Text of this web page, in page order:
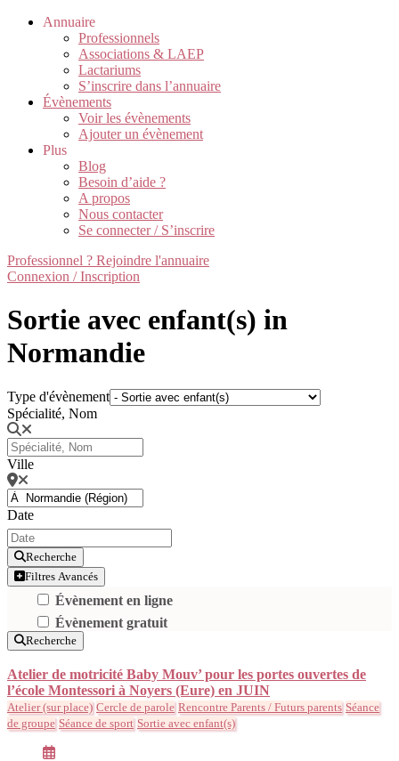
Annuaire
Professionnels
Associations & LAEP
Lactariums
S’inscrire dans l’annuaire
Évènements
Voir les évènements
Ajouter un évènement
Plus
Blog
Besoin d’aide ?
A propos
Nous contacter
Se connecter / S’inscrire
Professionnel ? Rejoindre l'annuaire
Connexion / Inscription
Sortie avec enfant(s) in
Normandie
Type d'évènement
Spécialité, Nom
Ville
Date
Recherche
Filtres Avancés
Évènement en ligne
Évènement gratuit
Recherche
Atelier de motricité Baby Mouv’ pour les portes ouvertes de
l’école Montessori à Noyers (Eure) en JUIN
Atelier (sur place) Cercle de parole Rencontre Parents / Futurs parents Séance
de groupe Séance de sport Sortie avec enfant(s)